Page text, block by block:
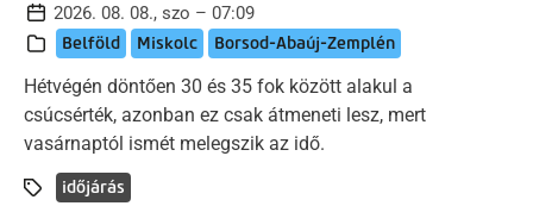
2026. 08. 08., szo – 07:09
Belföld Miskolc Borsod-Abaúj-Zemplén
Hétvégén döntően 30 és 35 fok között alakul a
csúcsérték, azonban ez csak átmeneti lesz, mert
vasárnaptól ismét melegszik az idő.
időjárás